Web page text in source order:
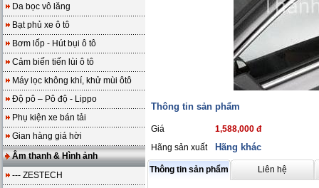
Da bọc vô lăng
Bạt phủ xe ô tô
Bơm lốp - Hút bụi ô tô
Cảm biến tiến lùi ô tô
Máy lọc không khí, khử mùi ôtô
Độ pô – Pô độ - Lippo
Phụ kiện xe bán tải
Gian hàng giá hời
Âm thanh & Hình ảnh
--- ZESTECH
Thông tin sản phẩm
Giá
1,588,000 đ
Hãng sản xuất
Hãng khác
Thông tin sản phẩm Liên hệ